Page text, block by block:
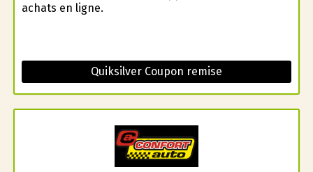
achats en ligne.
Quiksilver Coupon remise